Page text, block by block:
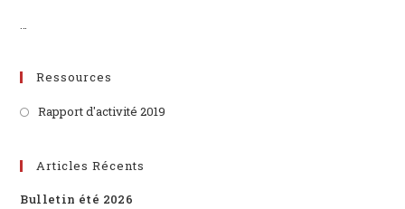
…
Ressources
Rapport d'activité 2019
Articles Récents
Bulletin été 2026